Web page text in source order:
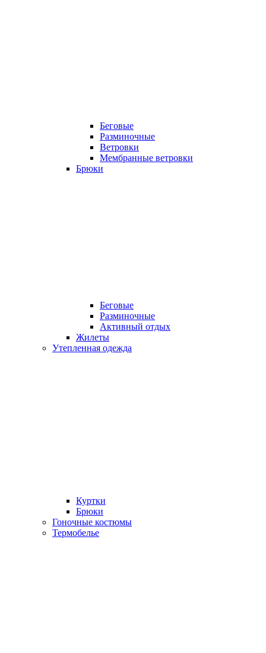
Беговые
Разминочные
Ветровки
Мембранные ветровки
Брюки
Беговые
Разминочные
Активный отдых
Жилеты
Утепленная одежда
Куртки
Брюки
Гоночные костюмы
Термобелье